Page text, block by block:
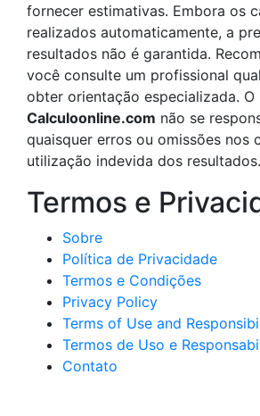
fornecer estimativas. Embora os
realizados automaticamente, a
resultados não é garantida.
você consulte um profissional
obter orientação especializada. O
Calculoonline.com não se
quaisquer erros ou omissões nos
utilização indevida dos resultados.
Termos e
Sobre
Política de Privacidade
Termos e Condições
Privacy Policy
Terms of Use and
Termos de Uso e
Contato